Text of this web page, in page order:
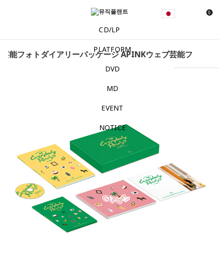
0
CD/LP
PLATFORM
DVD
MD
EVENT
NOTICE
能フォトダイアリーパッケージ APINKウェブ芸能フォトダ